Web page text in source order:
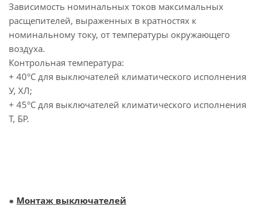
Зависимость номинальных токов максимальных
расщепителей, выраженных в кратностях к
номинальному току, от температуры окружающего
воздуха.
Контрольная температура:
+ 40°С для выключателей климатического исполнения
У, ХЛ;
+ 45°С для выключателей климатического исполнения
Т, БР.
● Монтаж выключателей